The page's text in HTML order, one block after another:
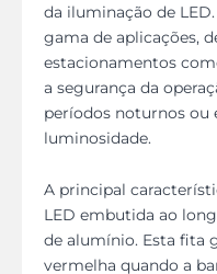
da iluminação de
gama de aplicações,
estacionamentos
a segurança da
períodos noturnos ou
luminosidade.
A principal
LED embutida ao
de alumínio. Esta fita
vermelha quando a